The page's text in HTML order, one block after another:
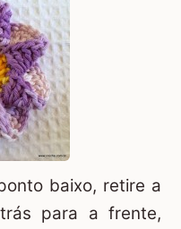
baixo, retire a
para a frente,